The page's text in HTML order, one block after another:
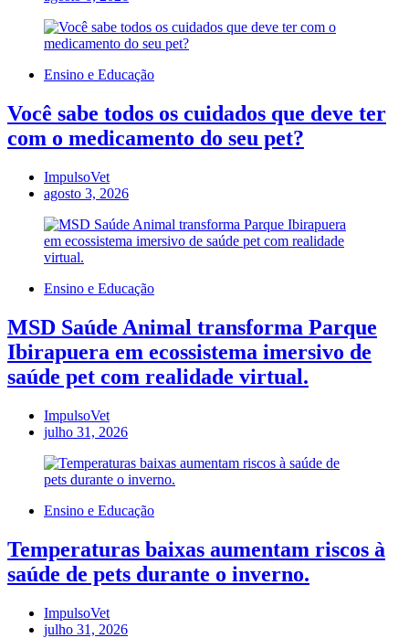
Ensino e Educação
Você sabe todos os cuidados que deve ter
com o medicamento do seu pet?
ImpulsoVet
agosto 3, 2026
Ensino e Educação
MSD Saúde Animal transforma Parque
Ibirapuera em ecossistema imersivo de
saúde pet com realidade virtual.
ImpulsoVet
julho 31, 2026
Ensino e Educação
Temperaturas baixas aumentam riscos à
saúde de pets durante o inverno.
ImpulsoVet
julho 31, 2026